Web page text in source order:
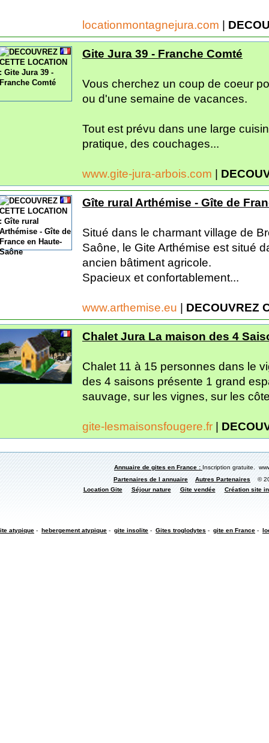
locationmontagnejura.com |
Gite Jura 39 - Franche Comté
Vous cherchez un coup de coeur
ou d'une semaine de vacances.
Tout est prévu dans une large
pratique, des couchages...
www.gite-jura-arbois.com |
Gîte rural Arthémise - Gîte de
Situé dans le charmant village de
Saône, le Gite Arthémise est situé
ancien bâtiment agricole.
Spacieux et confortablement...
www.arthemise.eu | DECOUVREZ
Chalet Jura La maison des 4
Chalet 11 à 15 personnes dans le
des 4 saisons présente 1 grand
sauvage, sur les vignes, sur les
gite-lesmaisonsfougere.fr |
Annuaire de gites en France : Inscription gratuite.
Partenaires de l annuaire
Autres Partenaires ©
Location Gite
Séjour nature Gite vendée Création site
atypique - hebergement atypique - gite insolite - Gites troglodytes - gite en France -